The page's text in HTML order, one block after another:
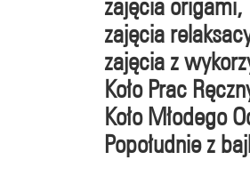
zajęcia origami,
zajęcia
zajęcia z
Koło Prac
Koło Młodego
Popołudnie z